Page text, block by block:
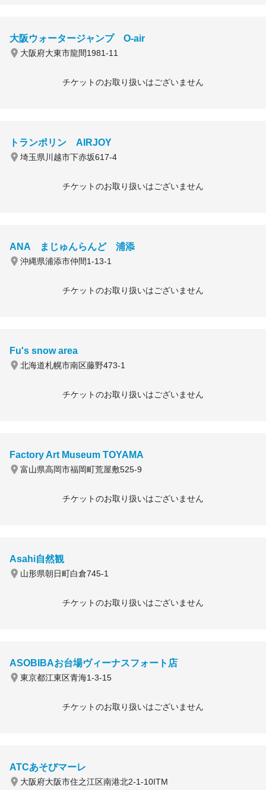
大阪ウォータージャンプ O-air
大阪府大東市龍間1981-11
チケットのお取り扱いはございません
トランポリン AIRJOY
埼玉県川越市下赤坂617-4
チケットのお取り扱いはございません
ANA まじゅんらんど 浦添
沖縄県浦添市仲間1-13-1
チケットのお取り扱いはございません
Fu's snow area
北海道札幌市南区藤野473-1
チケットのお取り扱いはございません
Factory Art Museum TOYAMA
富山県高岡市福岡町荒屋敷525-9
チケットのお取り扱いはございません
Asahi自然観
山形県朝日町白倉745-1
チケットのお取り扱いはございません
ASOBIBAお台場ヴィーナスフォート店
東京都江東区青海1-3-15
チケットのお取り扱いはございません
ATCあそびマーレ
大阪府大阪市住之江区南港北2-1-10ITM